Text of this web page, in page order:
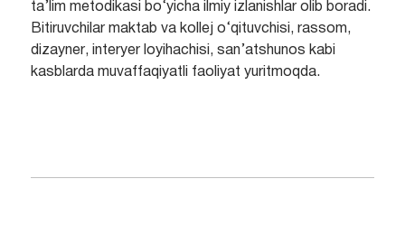
ta’lim metodikasi bo‘yicha ilmiy izlanishlar olib boradi.
Bitiruvchilar maktab va kollej o‘qituvchisi, rassom,
dizayner, interyer loyihachisi, san’atshunos kabi
kasblarda muvaffaqiyatli faoliyat yuritmoqda.